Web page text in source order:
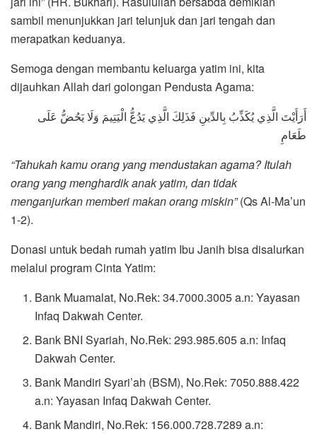
sambil menunjukkan jari telunjuk dan jari tengah dan
merapatkan keduanya.
Semoga dengan membantu keluarga yatim ini, kita
dijauhkan Allah dari golongan Pendusta Agama:
أَرَأَيْتَ الَّذِي يُكَذِّبُ بِالدِّينِ فَذَلِكَ الَّذِي يَدُعُّ الْيَتِيمَ وَلَا يَحُضُّ عَلَى
طَعَامِ
“Tahukah kamu orang yang mendustakan agama? Itulah
orang yang menghardik anak yatim, dan tidak
menganjurkan memberi makan orang miskin”(Qs Al-Ma’un
1-2).
Donasi untuk bedah rumah yatim Ibu Janih bisa disalurkan
melalui program Cinta Yatim:
Bank Muamalat, No.Rek: 34.7000.3005 a.n: Yayasan
Infaq Dakwah Center.
Bank BNI Syariah, No.Rek: 293.985.605 a.n: Infaq
Dakwah Center.
Bank Mandiri Syari’ah (BSM), No.Rek: 7050.888.422
a.n: Yayasan Infaq Dakwah Center.
Bank Mandiri, No.Rek: 156.000.728.7289 a.n: